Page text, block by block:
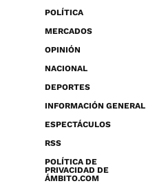
POLÍTICA
MERCADOS
OPINIÓN
NACIONAL
DEPORTES
INFORMACIÓN GENERAL
ESPECTÁCULOS
RSS
POLÍTICA DE
PRIVACIDAD DE
ÁMBITO.COM